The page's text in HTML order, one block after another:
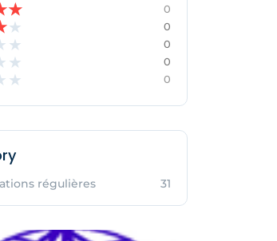
★ 0
★ 0
★ 0
★ 0
★ 0
régulières 31